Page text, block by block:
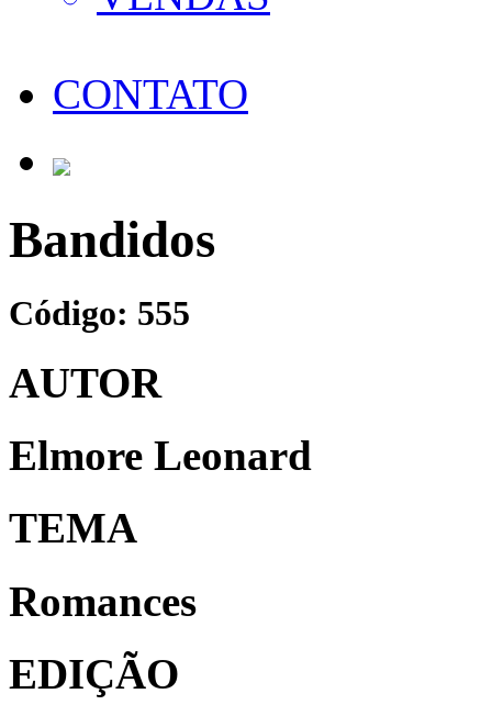
CONTATO
Bandidos
Código: 555
AUTOR
Elmore Leonard
TEMA
Romances
EDIÇÃO